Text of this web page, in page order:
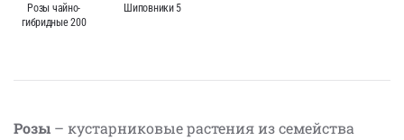
Розы чайно-
гибридные 200
Шиповники 5
Розы – кустарниковые растения из семейства